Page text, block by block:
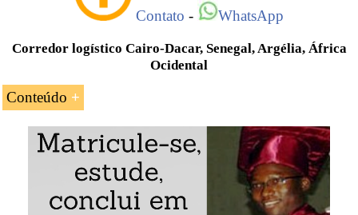
Contato - WhatsApp
Corredor logístico Cairo-Dacar, Senegal, Argélia, África
Ocidental
Conteúdo
Introdução ao Corredor logístico Cairo-Dacar
(Rodovia Transafricana)
As principais características do Corredor Cairo-
Dacar